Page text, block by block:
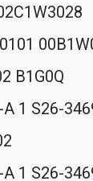
B1G0Q
1 S26-
1 S26-